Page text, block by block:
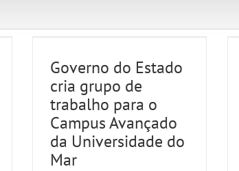
Campus Avançado da
Universidade do Mar
Notícias
Governo do Estado
cria grupo de
trabalho para o
Campus Avançado
da Universidade do
Mar